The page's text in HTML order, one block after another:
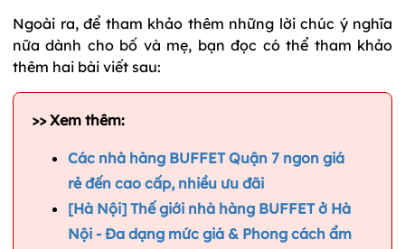
Ngoài ra, để tham khảo thêm những lời chúc ý nghĩa
nữa dành cho bố và mẹ, bạn đọc có thể tham khảo
thêm hai bài viết sau:
>> Xem thêm:
Các nhà hàng BUFFET Quận 7 ngon giá
rẻ đến cao cấp, nhiều ưu đãi
[Hà Nội] Thế giới nhà hàng BUFFET ở Hà
Nội - Đa dạng mức giá & Phong cách ẩm